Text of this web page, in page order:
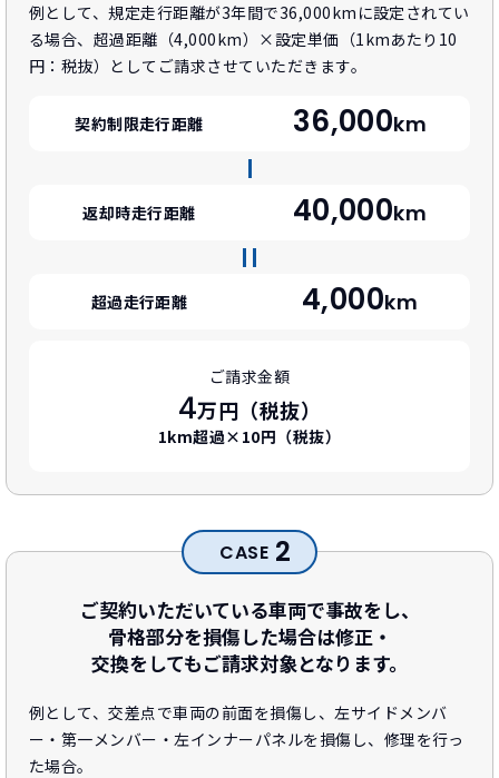
例として、規定走行距離が3年間で36,000kmに設定されてい
る場合、 超過距離（4,000km）×設定単価（1kmあたり10
円：税抜）としてご請求させていただきます。
契約制限走行距離 36,000km
返却時走行距離 40,000km
超過走行距離 4,000km
ご請求金額
4万円（税抜）
1km超過×10円（税抜）
CASE 2
ご契約いただいている車両で事故をし、
骨格部分を損傷した場合は修正・
交換をしてもご請求対象となります。
例として、交差点で車両の前面を損傷し、左サイドメンバ
ー・ 第一メンバー・左インナーパネルを損傷し、修理を行っ
た場合。